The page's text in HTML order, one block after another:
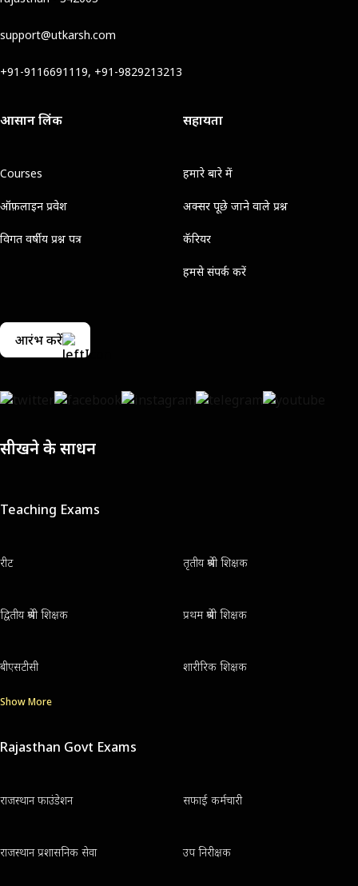
support@utkarsh.com
+91-9116691119, +91-9829213213
आसान लिंक
Courses
ऑफ़लाइन प्रवेश
विगत वर्षीय प्रश्न पत्र
सहायता
हमारे बारे में
अक्सर पूछे जाने वाले प्रश्न
कॅरियर
हमसे संपर्क करें
आरंभ करें
सीखने के साधन
Teaching Exams
रीट तृतीय श्रेणी शिक्षक
द्वितीय श्रेणी शिक्षक प्रथम श्रेणी शिक्षक
बीएसटीसी शारीरिक शिक्षक
Show More
Rajasthan Govt Exams
राजस्थान फाउंडेशन सफाई कर्मचारी
राजस्थान प्रशासनिक सेवा उप निरीक्षक